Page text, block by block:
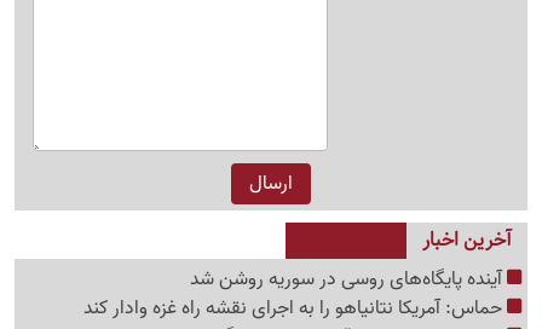
آخرین اخبار
آینده پایگاه‌های روسی در سوریه روشن شد
حماس: آمریکا نتانیاهو را به اجرای نقشه راه غزه وادار کند